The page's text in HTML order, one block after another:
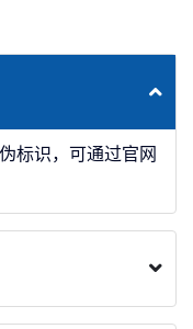
标识，可通过官网